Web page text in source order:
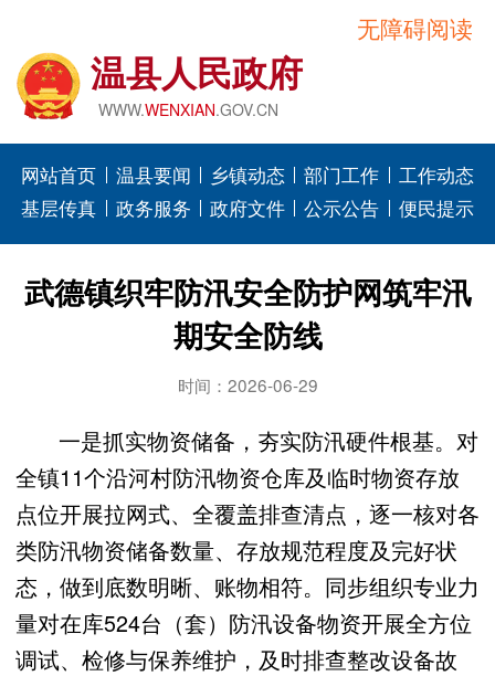
无障碍阅读
温县人民政府
WWW.WENXIAN.GOV.CN
网站首页 温县要闻 乡镇动态 部门工作
工作动态
基层传真
政务服务 政府文件 公示公告 便民提示
武德镇织牢防汛安全防护网筑牢汛
期安全防线
时间：2026-06-29
一是抓实物资储备，夯实防汛硬件根基。对
全镇11个沿河村防汛物资仓库及临时物资存放
点位开展拉网式、全覆盖排查清点，逐一核对各
类防汛物资储备数量、存放规范程度及完好状
态，做到底数明晰、账物相符。同步组织专业力
量对在库524台（套）防汛设备物资开展全方位
调试、检修与保养维护，及时排查整改设备故